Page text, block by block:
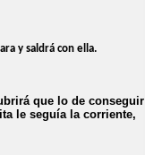
y saldrá con ella.
que lo de conseguir
le seguía la corriente,